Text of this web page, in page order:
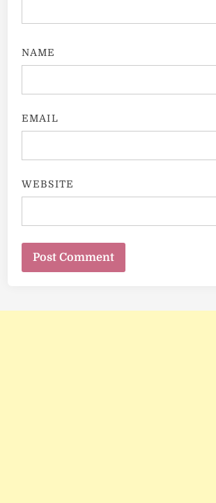
NAME
EMAIL
WEBSITE